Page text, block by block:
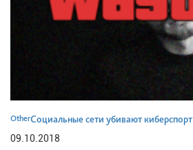
OtherСоциальные сети убивают киберспорт
09.10.2018